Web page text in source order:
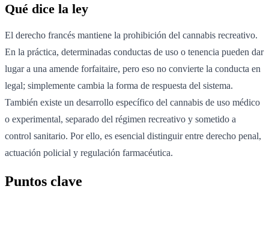
Qué dice la ley
El derecho francés mantiene la prohibición del cannabis recreativo.
En la práctica, determinadas conductas de uso o tenencia pueden dar
lugar a una amende forfaitaire, pero eso no convierte la conducta en
legal; simplemente cambia la forma de respuesta del sistema.
También existe un desarrollo específico del cannabis de uso médico
o experimental, separado del régimen recreativo y sometido a
control sanitario. Por ello, es esencial distinguir entre derecho penal,
actuación policial y regulación farmacéutica.
Puntos clave